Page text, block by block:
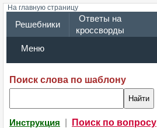
На главную страницу
Решебники
Ответы на
кроссворды
Меню
Поиск слова по шаблону
Инструкция Поиск по вопросу